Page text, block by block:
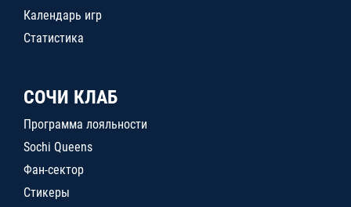
Календарь игр
Статистика
СОЧИ КЛАБ
Программа лояльности
Sochi Queens
Фан-сектор
Стикеры